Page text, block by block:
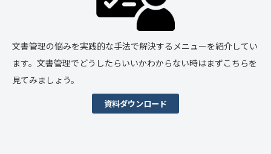
文書管理の悩みを実践的な手法で解決するメニューを紹介してい
ます。文書管理でどうしたらいいかわからない時はまずこちらを
見てみましょう。
資料ダウンロード